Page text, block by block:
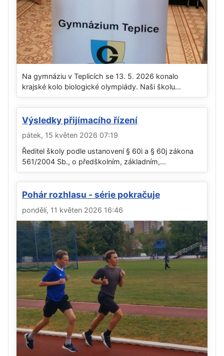
Na gymnáziu v Teplicích se 13. 5. 2026 konalo
krajské kolo biologické olympiády. Naši školu...
Výsledky přijímacího řízení
pátek, 15 květen 2026 07:19
Ředitel školy podle ustanovení § 60i a § 60j zákona
561/2004 Sb., o předškolním, základním,...
Pohár rozhlasu - série pokračuje
pondělí, 11 květen 2026 16:46